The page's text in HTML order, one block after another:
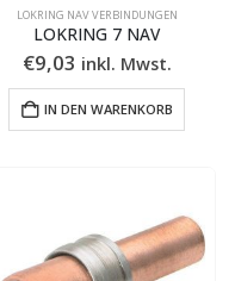
LOKRING NAV VERBINDUNGEN
LOKRING 7 NAV
€9,03 inkl. Mwst.
IN DEN WARENKORB